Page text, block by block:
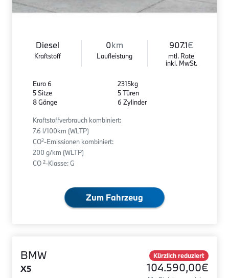
Diesel
Kraftstoff
0km
Laufleistung
907.1€
mtl. Rate
inkl. MwSt.
Euro 6
5 Sitze
8 Gänge
2315kg
5 Türen
6 Zylinder
Kraftstoffverbrauch kombiniert:
7.6 l/100km (WLTP)
CO2-Emissionen kombiniert:
200 g/km (WLTP)
CO 2-Klasse: G
Zum Fahrzeug
BMW
X5
Kürzlich reduziert
104.590,00€